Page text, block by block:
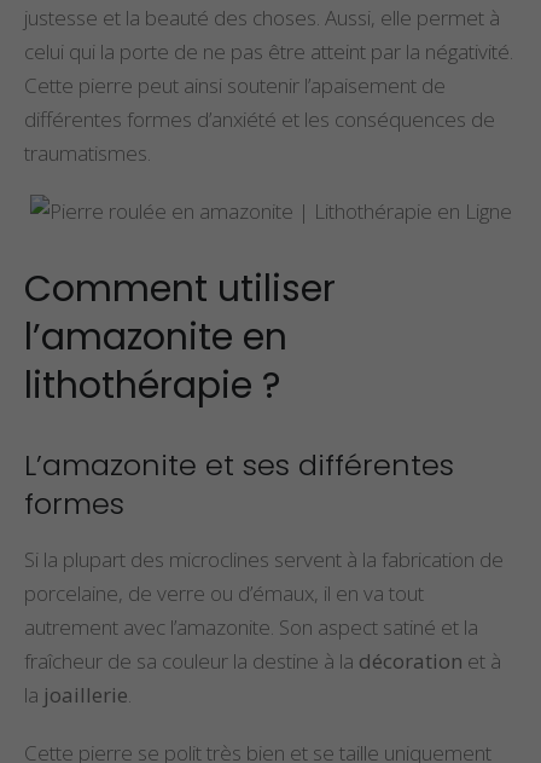
justesse et la beauté des choses. Aussi, elle permet à
celui qui la porte de ne pas être atteint par la négativité.
Cette pierre peut ainsi soutenir l’apaisement de
différentes formes d’anxiété et les conséquences de
traumatismes.
Comment utiliser
l’amazonite en
lithothérapie ?
L’amazonite et ses différentes
formes
Si la plupart des microclines servent à la fabrication de
porcelaine, de verre ou d’émaux, il en va tout
autrement avec l’amazonite. Son aspect satiné et la
fraîcheur de sa couleur la destine à la décoration et à
la joaillerie.
Cette pierre se polit très bien et se taille uniquement